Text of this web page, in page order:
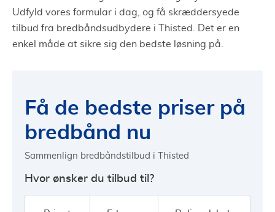
Udfyld vores formular i dag, og få skræddersyede
tilbud fra bredbåndsudbydere i Thisted. Det er en
enkel måde at sikre sig den bedste løsning på.
Få de bedste priser på
bredbånd nu
Sammenlign bredbåndstilbud i Thisted
Hvor ønsker du tilbud til?